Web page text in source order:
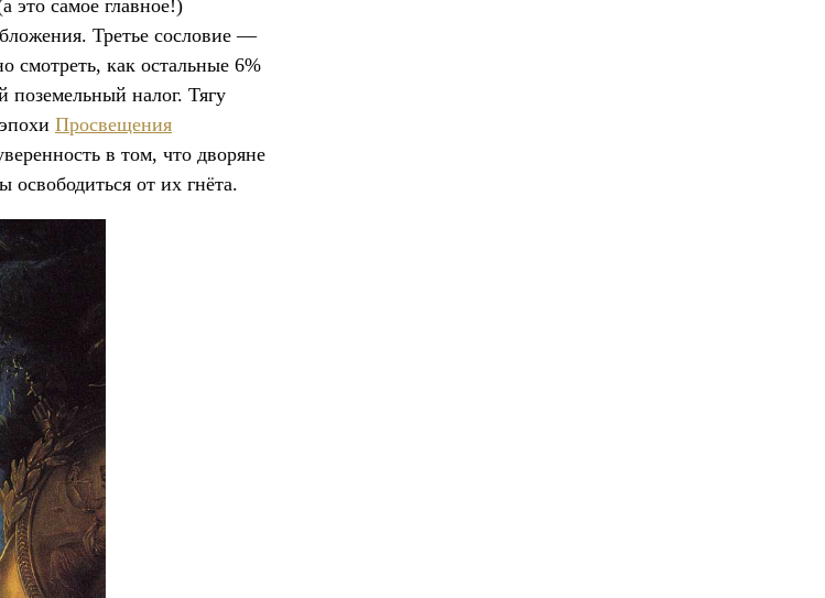
это самое главное!)
Третье сословие —
смотреть, как остальные 6%
налог. Тягу
Просвещения
в том, что дворяне
от их гнёта.